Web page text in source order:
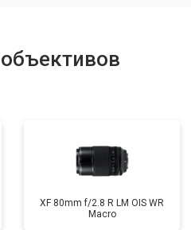
XF 80mm f/2.8 R LM OIS WR
Macro